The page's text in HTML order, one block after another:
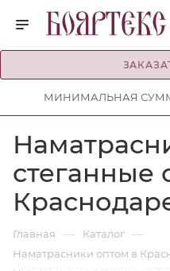
МИНИМАЛЬНАЯ
стеганные
Главная — Каталог —
Наматрасники оптом в